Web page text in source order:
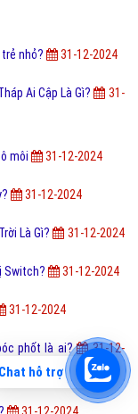
nhỏ? 31-12-2024
Ai Cập Là Gì?
31-
môi 31-12-2024
31-12-2024
Là Gì? 31-12-2024
Switch? 31-12-2024
31-12-2024
phốt là ai?
31-12-
Chat hỗ trợ